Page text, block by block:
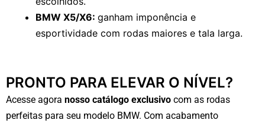
BMW X5/X6: ganham imponência e
esportividade com rodas maiores e tala larga.
PRONTO PARA ELEVAR O NÍVEL?
Acesse agora nosso catálogo exclusivo com as rodas
perfeitas para seu modelo BMW. Com acabamento